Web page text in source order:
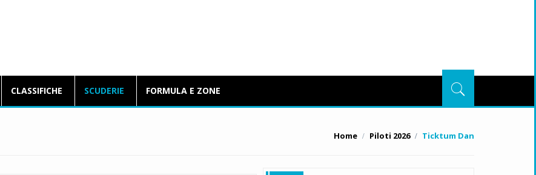
CLASSIFICHE SCUDERIE FORMULA E ZONE
Home Piloti 2026 Ticktum Dan